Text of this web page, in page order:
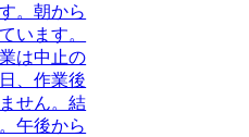
。朝から
います。
は中止の
、作業後
せん。結
午後から